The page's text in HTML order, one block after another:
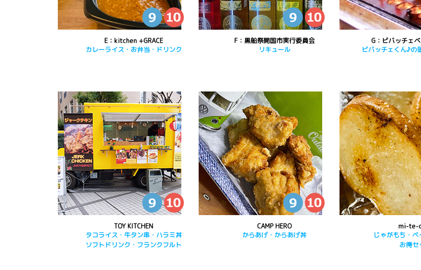
E：kitchen +GRACE
カレーライス・お弁当・ドリンク
F：黒船祭開国市実行委員会
リキュール
G：ビバッチェ
ビバッチェくん♪の
TOY KITCHEN
タコライス・牛タン串・ハラミ丼
ソフトドリンク・フランクフルト
CAMP HERO
からあげ・からあげ丼
mi-te-
じゃがもち・ベ
お得セ